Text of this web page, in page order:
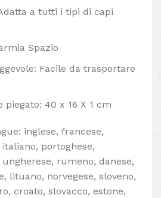
a tutti i tipi di capi
Spazio
Facile da trasportare
piegato: 40 x 16 X 1 cm
inglese, francese,
portoghese,
rumeno, danese,
lituano, norvegese, sloveno,
croato, slovacco, estone,